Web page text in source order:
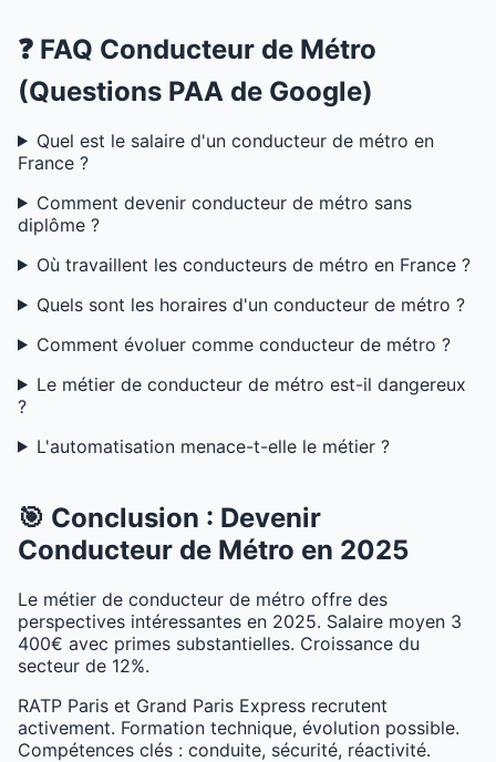
❓ FAQ Conducteur de Métro
(Questions PAA de Google)
Quel est le salaire d'un conducteur de métro en
France ?
Comment devenir conducteur de métro sans
diplôme ?
Où travaillent les conducteurs de métro en France ?
Quels sont les horaires d'un conducteur de métro ?
Comment évoluer comme conducteur de métro ?
Le métier de conducteur de métro est-il dangereux
?
L'automatisation menace-t-elle le métier ?
🎯 Conclusion : Devenir
Conducteur de Métro en 2025
Le métier de conducteur de métro offre des
perspectives intéressantes en 2025. Salaire moyen 3
400€ avec primes substantielles. Croissance du
secteur de 12%.
RATP Paris et Grand Paris Express recrutent
activement. Formation technique, évolution possible.
Compétences clés : conduite, sécurité, réactivité.